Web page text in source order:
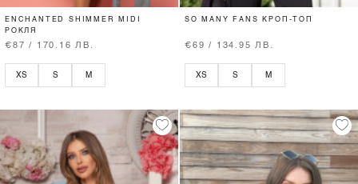
ENCHANTED SHIMMER MIDI
РОКЛЯ
€87 / 170.16 ЛВ.
XS S M
SO MANY FANS КРОП-ТОП
€69 / 134.95 ЛВ.
XS S M